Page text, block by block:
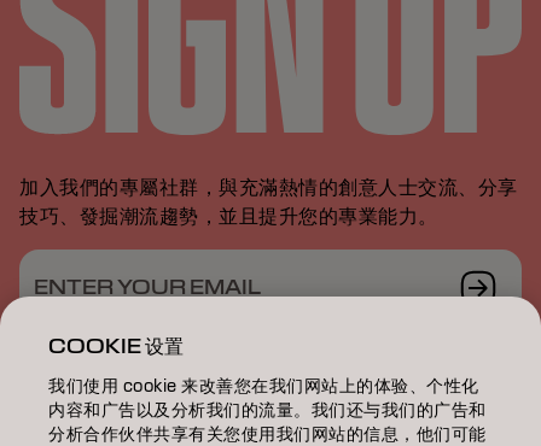
加入我們的專屬社群，與充滿熱情的創意人士交流、分享
技巧、發掘潮流趨勢，並且提升您的專業能力。
ENTER YOUR EMAIL
染髮/COLOR
COOKIE 设置
我们使用 cookie 来改善您在我们网站上的体验、个性化
内容和广告以及分析我们的流量。我们还与我们的广告和
分析合作伙伴共享有关您使用我们网站的信息，他们可能